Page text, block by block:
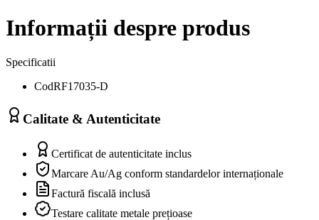
Informații despre produs
Specificatii
CodRF17035-D
Calitate & Autenticitate
Certificat de autenticitate inclus
Marcare Au/Ag conform standardelor internaționale
Factură fiscală inclusă
Testare calitate metale prețioase